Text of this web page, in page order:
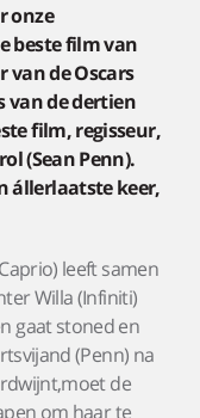
onze
beste film van
van de Oscars
van de dertien
film, regisseur,
(Sean Penn).
állerlaatste keer,
leeft samen
Willa (Infiniti)
gaat stoned en
(Penn) na
de
om haar te